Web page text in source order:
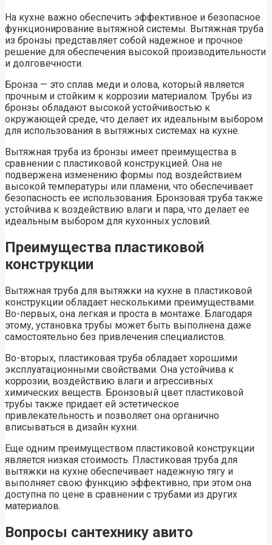
На кухне важно обеспечить эффективное и безопасное
функционирование вытяжной системы. Вытяжная труба
из бронзы представляет собой надежное и прочное
решение для обеспечения высокой производительности
и долговечности.
Бронза — это сплав меди и олова, который является
прочным и стойким к коррозии материалом. Трубы из
бронзы обладают высокой устойчивостью к
окружающей среде, что делает их идеальным выбором
для использования в вытяжных системах на кухне.
Вытяжная труба из бронзы имеет преимущества в
сравнении с пластиковой конструкцией. Она не
подвержена изменению формы под воздействием
высокой температуры или пламени, что обеспечивает
безопасность ее использования. Бронзовая труба также
устойчива к воздействию влаги и пара, что делает ее
идеальным выбором для кухонных условий.
Преимущества пластиковой
конструкции
Вытяжная труба для вытяжки на кухне в пластиковой
конструкции обладает несколькими преимуществами.
Во-первых, она легкая и проста в монтаже. Благодаря
этому, установка трубы может быть выполнена даже
самостоятельно без привлечения специалистов.
Во-вторых, пластиковая труба обладает хорошими
эксплуатационными свойствами. Она устойчива к
коррозии, воздействию влаги и агрессивных
химических веществ. Бронзовый цвет пластиковой
трубы также придает ей эстетическое
привлекательность и позволяет она органично
вписываться в дизайн кухни.
Еще одним преимуществом пластиковой конструкции
является низкая стоимость. Пластиковая труба для
вытяжки на кухне обеспечивает надежную тягу и
выполняет свою функцию эффективно, при этом она
доступна по цене в сравнении с трубами из других
материалов.
Вопросы сантехнику авито